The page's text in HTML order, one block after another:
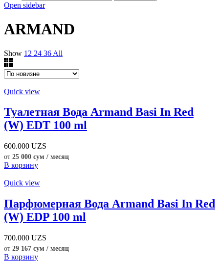
Open sidebar
ARMAND
Show 12 24 36 All
Quick view
Туалетная Вода Armand Basi In Red
(W) EDT 100 ml
600.000 UZS
от 25 000 сум / месяц
В корзину
Quick view
Парфюмерная Вода Armand Basi In Red
(W) EDP 100 ml
700.000 UZS
от 29 167 сум / месяц
В корзину